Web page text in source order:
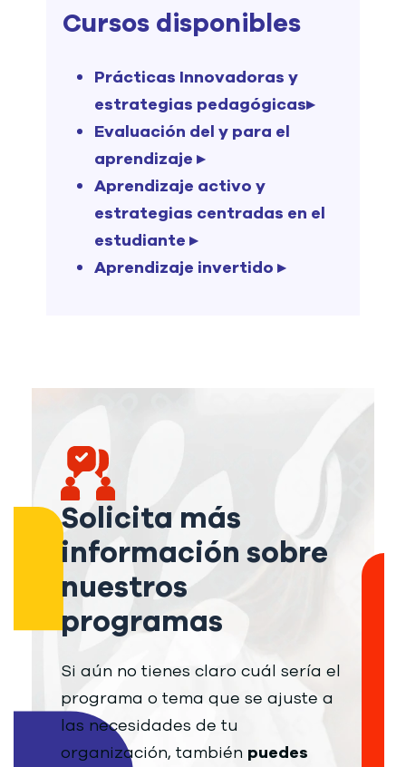
Cursos disponibles
Prácticas Innovadoras y
estrategias pedagógicas▸
Evaluación del y para el
aprendizaje ▸
Aprendizaje activo y
estrategias centradas en el
estudiante ▸
Aprendizaje invertido ▸
Solicita más
información sobre
nuestros
programas
Si aún no tienes claro cuál sería el
programa o tema que se ajuste a
las necesidades de tu
organización, también puedes